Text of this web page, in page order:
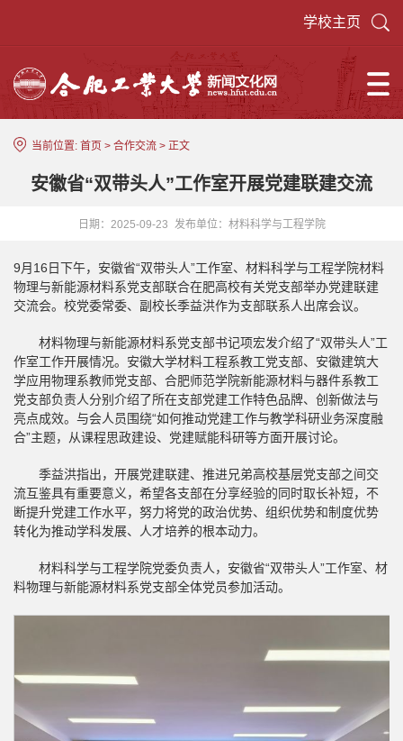
学校主页
当前位置: 首页 > 合作交流 > 正文
安徽省“双带头人”工作室开展党建联建交流
日期：2025-09-23 发布单位：材料科学与工程学院
9月16日下午，安徽省“双带头人”工作室、材料科学与工程学院材料
物理与新能源材料系党支部联合在肥高校有关党支部举办党建联建
交流会。校党委常委、副校长季益洪作为支部联系人出席会议。
材料物理与新能源材料系党支部书记项宏发介绍了“双带头人”工
作室工作开展情况。安徽大学材料工程系教工党支部、安徽建筑大
学应用物理系教师党支部、合肥师范学院新能源材料与器件系教工
党支部负责人分别介绍了所在支部党建工作特色品牌、创新做法与
亮点成效。与会人员围绕“如何推动党建工作与教学科研业务深度融
合”主题，从课程思政建设、党建赋能科研等方面开展讨论。
季益洪指出，开展党建联建、推进兄弟高校基层党支部之间交
流互鉴具有重要意义，希望各支部在分享经验的同时取长补短，不
断提升党建工作水平，努力将党的政治优势、组织优势和制度优势
转化为推动学科发展、人才培养的根本动力。
材料科学与工程学院党委负责人，安徽省“双带头人”工作室、材
料物理与新能源材料系党支部全体党员参加活动。